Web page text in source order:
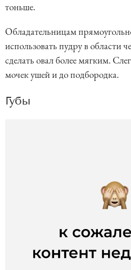
тоньше.
Обладательницам
использовать пудру в области
сделать овал более мягким.
мочек ушей и до подбородка.
Губы